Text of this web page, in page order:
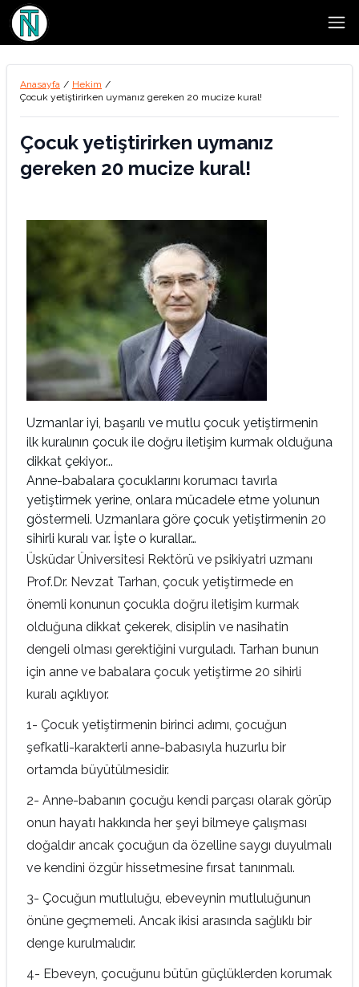
Anasayfa / Hekim /
Çocuk yetiştirirken uymanız gereken 20 mucize kural!
Çocuk yetiştirirken uymanız
gereken 20 mucize kural!
Uzmanlar iyi, başarılı ve mutlu çocuk yetiştirmenin
ilk kuralının çocuk ile doğru iletişim kurmak olduğuna
dikkat çekiyor...
Anne-babalara çocuklarını korumacı tavırla
yetiştirmek yerine, onlara mücadele etme yolunun
göstermeli. Uzmanlara göre çocuk yetiştirmenin 20
sihirli kuralı var. İşte o kurallar…
Üsküdar Üniversitesi Rektörü ve psikiyatri uzmanı
Prof.Dr. Nevzat Tarhan, çocuk yetiştirmede en
önemli konunun çocukla doğru iletişim kurmak
olduğuna dikkat çekerek, disiplin ve nasihatin
dengeli olması gerektiğini vurguladı. Tarhan bunun
için anne ve babalara çocuk yetiştirme 20 sihirli
kuralı açıklıyor.
1- Çocuk yetiştirmenin birinci adımı, çocuğun
şefkatli-karakterli anne-babasıyla huzurlu bir
ortamda büyütülmesidir.
2- Anne-babanın çocuğu kendi parçası olarak görüp
onun hayatı hakkında her şeyi bilmeye çalışması
doğaldır ancak çocuğun da özelline saygı duyulmalı
ve kendini özgür hissetmesine fırsat tanınmalı.
3- Çocuğun mutluluğu, ebeveynin mutluluğunun
önüne geçmemeli. Ancak ikisi arasında sağlıklı bir
denge kurulmalıdır.
4- Ebeveyn, çocuğunu bütün güçlüklerden korumak